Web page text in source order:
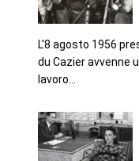
L'8 agosto 1956
du Cazier avvenne
lavoro...